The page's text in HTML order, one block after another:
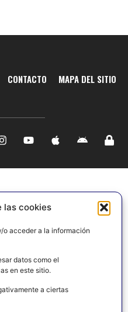
las cookies
o acceder a la información
datos como el
en este sitio.
a ciertas
CONTACTO MAPA DEL SITIO